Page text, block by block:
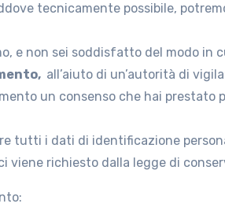
tecnicamente possibile,
e non sei soddisfatto del modo
all’aiuto di un’autorità di
un consenso che hai
tutti i dati di identificazione
viene richiesto dalla legge di